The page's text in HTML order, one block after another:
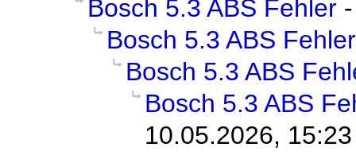
Bosch 5.3 ABS Fehler
Bosch 5.3 ABS Fehler
Bosch 5.3 ABS
Bosch 5.3 ABS
10.05.2026, 15:23